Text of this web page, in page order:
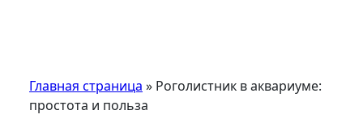
Главная страница » Роголистник в аквариуме:
простота и польза